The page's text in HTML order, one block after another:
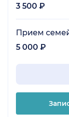
3 500 ₽
Прием
5 000 ₽